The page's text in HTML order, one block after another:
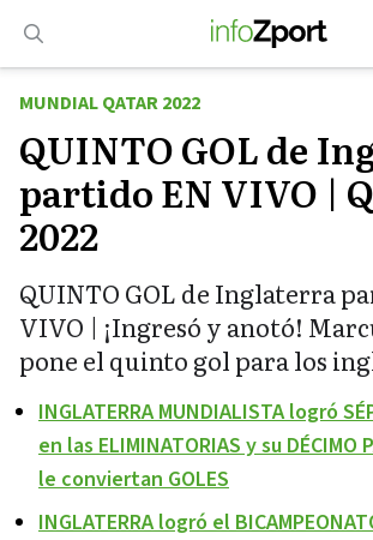
contenido
MUNDIAL QATAR 2022
QUINTO GOL de
partido EN VIVO |
2022
QUINTO GOL de Inglaterra
VIVO | ¡Ingresó y anotó!
pone el quinto gol para los
INGLATERRA MUNDIALISTA logró
en las ELIMINATORIAS y su DÉCIMO
le conviertan GOLES
INGLATERRA logró el